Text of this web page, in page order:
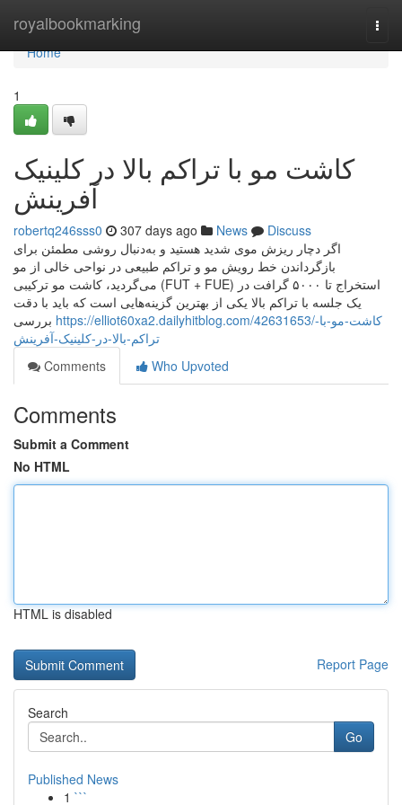
royalbookmarking
Home
Home
1
کاشت مو با تراکم بالا در کلینیک
آفرینش
robertq246sss0 307 days ago News
Discuss
اگر دچار ریزش موی شدید هستید و به‌دنبال روشی مطمئن برای
بازگرداندن خط رویش مو و تراکم طبیعی در نواحی خالی از مو
می‌گردید، کاشت مو ترکیبی (FUT + FUE) استخراج تا ۵۰۰۰ گرافت در
یک جلسه با تراکم بالا یکی از بهترین گزینه‌هایی است که باید با دقت
https://elliot60xa2.dailyhitblog.com/42631653/کاشت-مو-با-
تراکم-بالا-در-کلینیک-آفرینش
Comments
Who Upvoted
Comments
Submit a Comment
No HTML
HTML is disabled
Report Page
Search
Go
Published News
1 ```